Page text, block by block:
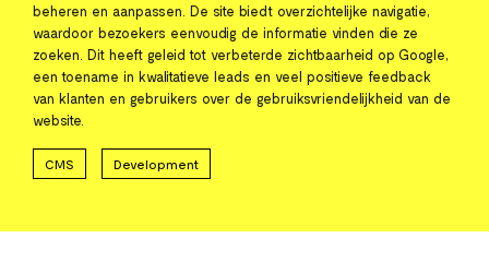
beheren en aanpassen. De site biedt overzichtelijke navigatie,
waardoor bezoekers eenvoudig de informatie vinden die ze
zoeken. Dit heeft geleid tot verbeterde zichtbaarheid op Google,
een toename in kwalitatieve leads en veel positieve feedback
van klanten en gebruikers over de gebruiksvriendelijkheid van de
website.
CMS Development